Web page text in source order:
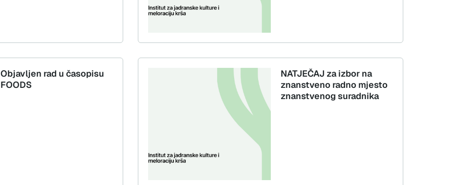
Objavljen rad u časopisu
FOODS
NATJEČAJ za izbor na
znanstveno radno mjesto
znanstvenog suradnika